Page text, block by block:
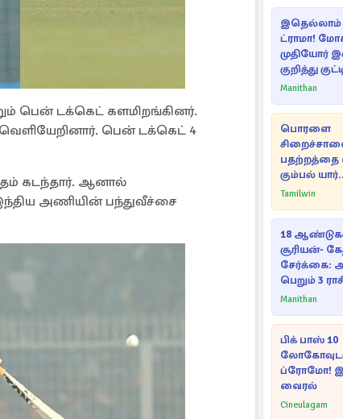
பென் டக்கெட் களமிறங்கினர்.
வெளியேறினார். பென் டக்கெட் 4
கடந்தார். ஆனால்
அணியின் பந்துவீச்சை
இதெல்லாம்
ட்ராமா!
முதியோர்
குறித்து
பரபரப்பு
Manithan
பொரளை
பதற்றத்தை
கும்பல்
பின்னணி
Tamilwin
18
சூரியன்-
சேர்க்கை:
பெறும் 3
Manithan
பிக் பாஸ் 10
ப்ரோமோ!
வைரல்
Cineulagam